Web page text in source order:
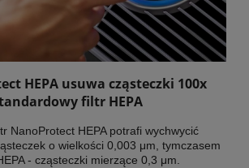
HEPA usuwa cząsteczki 100x
filtr HEPA
NanoProtect HEPA potrafi wychwycić
o wielkości 0,003 μm, tymczasem
- cząsteczki mierzące 0,3 μm.